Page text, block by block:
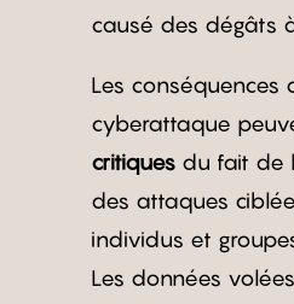
causé des dégâts à
Les conséquences
cyberattaque
critiquesdu fait de
des attaques
individus et
Les données